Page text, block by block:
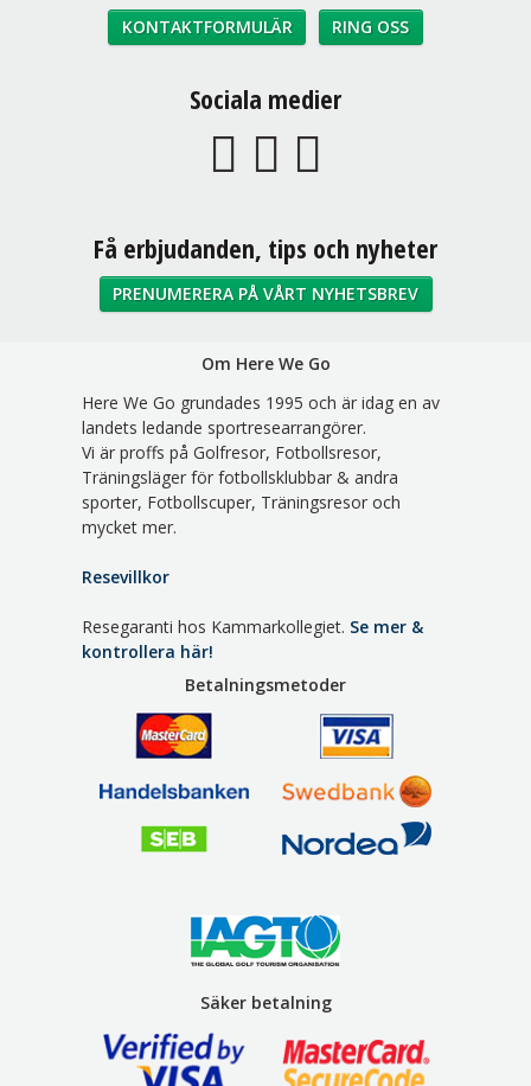
KONTAKTFORMULÄR RING OSS
Sociala medier
Få erbjudanden, tips och nyheter
PRENUMERERA PÅ VÅRT NYHETSBREV
Om Here We Go
Here We Go grundades 1995 och är idag en av
landets ledande sportresearrangörer.
Vi är proffs på Golfresor, Fotbollsresor,
Träningsläger för fotbollsklubbar & andra
sporter, Fotbollscuper, Träningsresor och
mycket mer.
Resevillkor
Resegaranti hos Kammarkollegiet. Se mer &
kontrollera här!
Betalningsmetoder
Säker betalning